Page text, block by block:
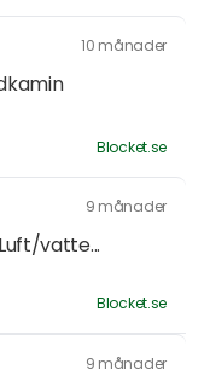
10 månader
Blocket.se
9 månader
vatte...
Blocket.se
9 månader